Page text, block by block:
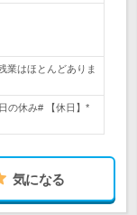
業はほとんどありま
の休み# 【休日】*
気になる